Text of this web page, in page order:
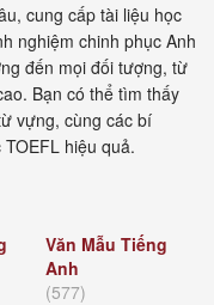
cung cấp tài liệu học
nghiệm chinh phục Anh
đến mọi đối tượng, từ
Bạn có thể tìm thấy
vựng, cùng các bí
hiệu quả.
Văn Mẫu Tiếng
Anh
(577)